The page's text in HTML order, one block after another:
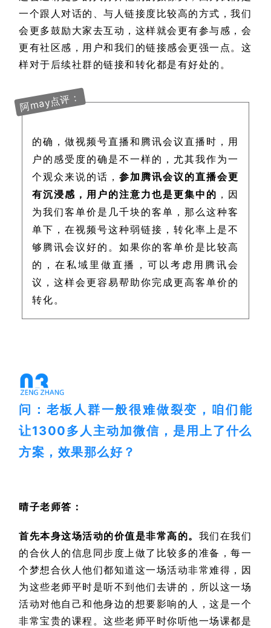
一个跟人对话的、与人链接度比较高的方式，我们
会更多鼓励大家去互动，这样就会更有参与感，会
更有社区感，用户和我们的链接感会更强一点。这
样对于后续社群的链接和转化都是有好处的。
阿may点评：
的确，做视频号直播和腾讯会议直播时，用
户的感受度的确是不一样的，尤其我作为一
个观众来说的话， 参加腾讯会议的直播会更
有沉浸感，用户的注意力也是更集中的 ，因
为我们客单价是几千块的客单，那么这种客
单下，在视频号这种弱链接，转化率上是不
够腾讯会议好的。如果你的客单价是比较高
的，在私域里做直播，可以考虑用腾讯会
议，这样会更容易帮助你完成更高客单价的
转化。
问：老板人群一般很难做裂变，咱们能
让1300多人主动加微信，是用上了什么
方案，效果那么好？
晴子老师答：
首先本身这场活动的价值是非常高的。 我们在我们
的合伙人的信息同步度上做了比较多的准备，每一
个梦想合伙人他们都知道这一场活动非常难得，因
为这些老师平时是听不到他们去讲的，所以这一场
活动对他自己和他身边的想要影响的人，这是一个
非常宝贵的课程。这些老师平时你听他一场课都是